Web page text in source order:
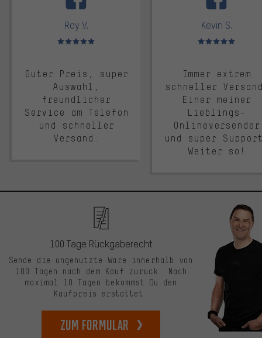
Roy V.
Bewertungen: 5 von 5
Guter Preis, super
Auswahl,
freundlicher
Service am Telefon
und schneller
Versand.
Kevin S.
Bewertungen: 5 von 5
Immer extrem
schneller
Einer meiner
Lieblings-
Onlineversender
und super
Weiter so!
100 Tage Rückgaberecht
Sende die ungenutzte Ware innerhalb von
100 Tagen nach dem Kauf zurück. Nach
maximal 10 Tagen bekommst Du den
Kaufpreis erstattet.
zum Formular